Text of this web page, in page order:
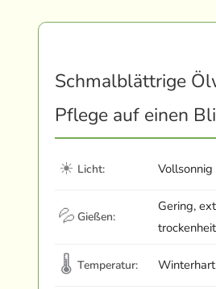
Schmalblättrige
Pflege auf einen
☀ Licht: Vollsonnig
💦 Gießen:
Gering,
🌡 Temperatur: